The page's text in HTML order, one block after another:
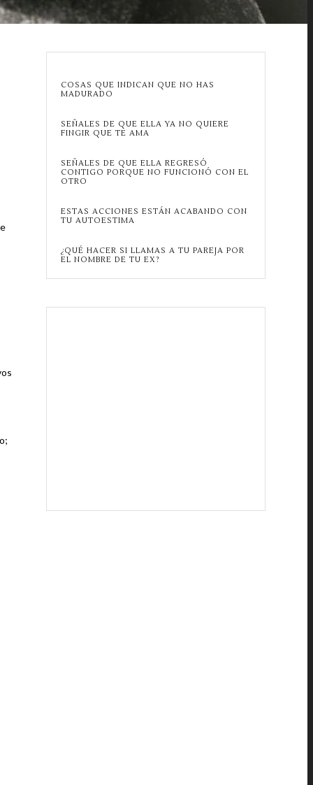
COSAS QUE INDICAN QUE NO HAS
MADURADO
SEÑALES DE QUE ELLA YA NO QUIERE
FINGIR QUE TE AMA
SEÑALES DE QUE ELLA REGRESÓ
CONTIGO PORQUE NO FUNCIONÓ CON EL
OTRO
ESTAS ACCIONES ESTÁN ACABANDO CON
TU AUTOESTIMA
¿QUÉ HACER SI LLAMAS A TU PAREJA POR
EL NOMBRE DE TU EX?